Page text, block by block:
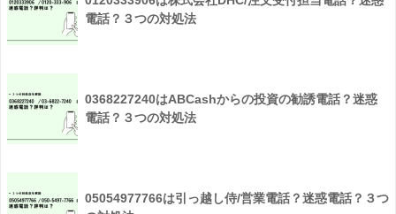
電話？３つの対処法
0368227240はABCashからの投資の勧誘電話？迷惑
電話？３つの対処法
05054977766は引っ越し侍/営業電話？迷惑電話？３つ